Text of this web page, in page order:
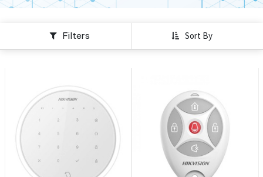
Filters Sort By